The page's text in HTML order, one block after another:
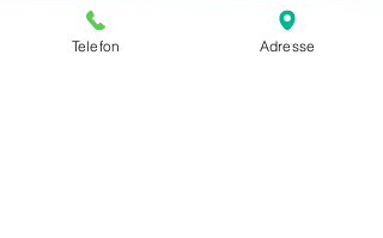
Telefon Adresse